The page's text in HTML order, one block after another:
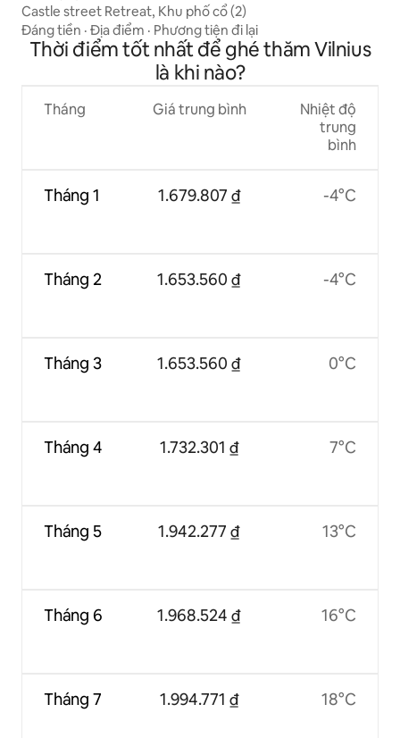
Castle street Retreat, Khu phố cổ (2)
Đáng tiền · Địa điểm · Phương tiện đi lại
Thời điểm tốt nhất để ghé thăm Vilnius
là khi nào?
Tháng
Tháng 1
Tháng 2
Tháng 3
Tháng 4
Tháng 5
Tháng 6
Tháng 7
Giá trung bình
1.679.807 ₫
1.653.560 ₫
1.653.560 ₫
1.732.301 ₫
1.942.277 ₫
1.968.524 ₫
1.994.771 ₫
Nhiệt độ
trung
bình
-4°C
-4°C
0°C
7°C
13°C
16°C
18°C